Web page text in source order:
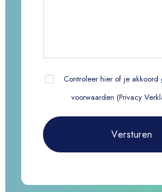
Controleer hier of je akkoord
voorwaarden (Privacy